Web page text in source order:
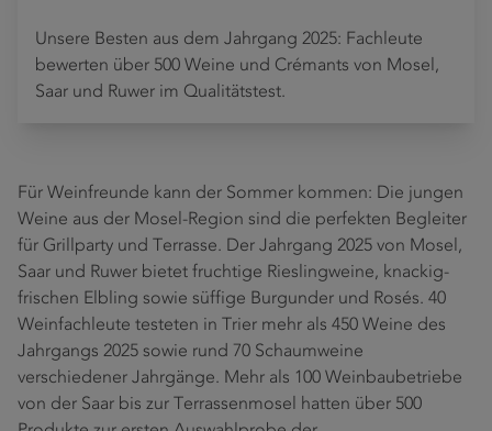
Unsere Besten aus dem Jahrgang 2025: Fachleute
bewerten über 500 Weine und Crémants von Mosel,
Saar und Ruwer im Qualitätstest.
Für Weinfreunde kann der Sommer kommen: Die jungen
Weine aus der Mosel-Region sind die perfekten Begleiter
für Grillparty und Terrasse. Der Jahrgang 2025 von Mosel,
Saar und Ruwer bietet fruchtige Rieslingweine, knackig-
frischen Elbling sowie süffige Burgunder und Rosés. 40
Weinfachleute testeten in Trier mehr als 450 Weine des
Jahrgangs 2025 sowie rund 70 Schaumweine
verschiedener Jahrgänge. Mehr als 100 Weinbaubetriebe
von der Saar bis zur Terrassenmosel hatten über 500